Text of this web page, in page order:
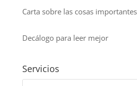
Carta sobre las cosas
Decálogo para leer mejor
Servicios